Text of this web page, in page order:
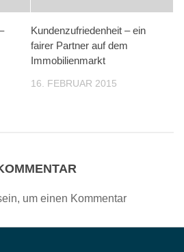
Kundenzufriedenheit – ein
fairer Partner auf dem
Immobilienmarkt
16. FEBRUAR 2015
um einen Kommentar